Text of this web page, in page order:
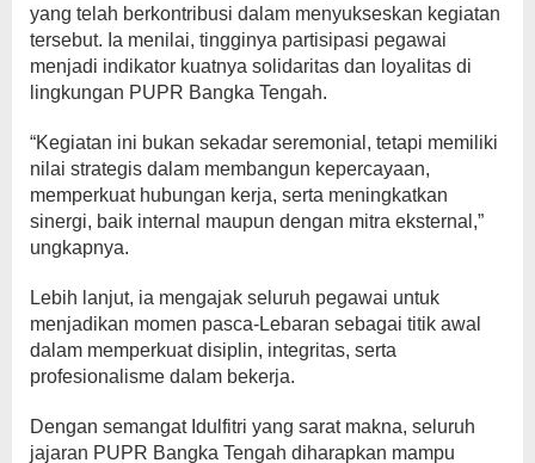
yang telah berkontribusi dalam menyukseskan kegiatan
tersebut. Ia menilai, tingginya partisipasi pegawai
menjadi indikator kuatnya solidaritas dan loyalitas di
lingkungan PUPR Bangka Tengah.
“Kegiatan ini bukan sekadar seremonial, tetapi memiliki
nilai strategis dalam membangun kepercayaan,
memperkuat hubungan kerja, serta meningkatkan
sinergi, baik internal maupun dengan mitra eksternal,”
ungkapnya.
Lebih lanjut, ia mengajak seluruh pegawai untuk
menjadikan momen pasca-Lebaran sebagai titik awal
dalam memperkuat disiplin, integritas, serta
profesionalisme dalam bekerja.
Dengan semangat Idulfitri yang sarat makna, seluruh
jajaran PUPR Bangka Tengah diharapkan mampu